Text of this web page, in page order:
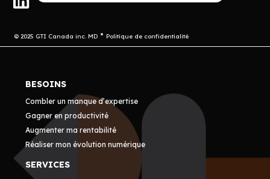
© 2025 GTI Canada inc. MD Politique de confidentialité
BESOINS
Combler un manque d’expertise
Gagner en productivité
Augmenter ma rentabilité
Réaliser mon évolution numérique
SERVICES